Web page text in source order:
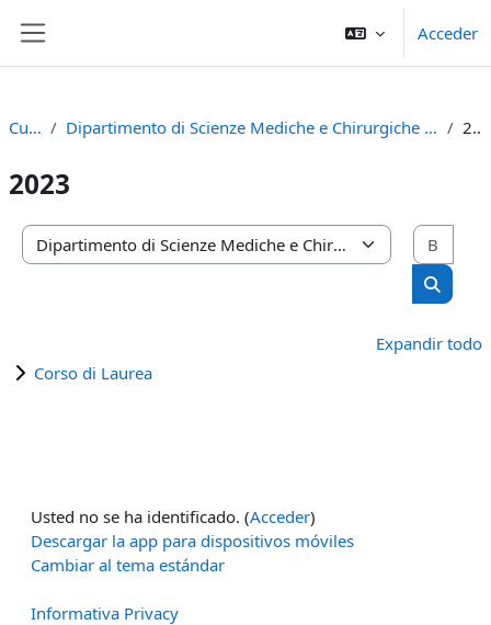
Acceder
Cursos Dipartimento di Scienze Mediche e Chirurgiche Materno-Infantili e dell'Adulto 2023
2023
Categorías
Buscar
Expandir todo
Corso di Laurea
Usted no se ha identificado. (Acceder)
Descargar la app para dispositivos móviles
Cambiar al tema estándar
Informativa Privacy